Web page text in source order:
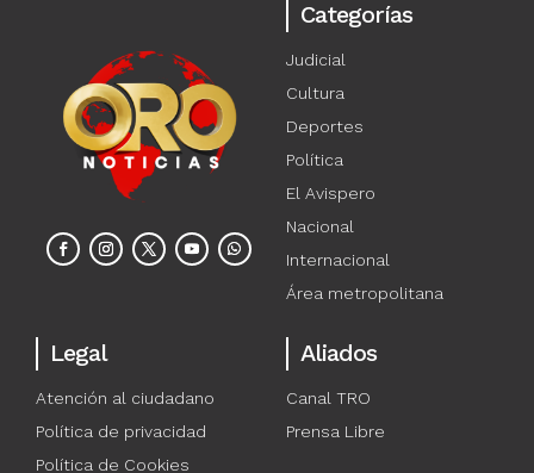
Categorías
Judicial
Cultura
Deportes
Política
El Avispero
Nacional
Internacional
Área metropolitana
Legal
Atención al ciudadano
Política de privacidad
Política de Cookies
Aliados
Canal TRO
Prensa Libre